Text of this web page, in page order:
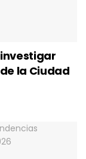
la Ciudad